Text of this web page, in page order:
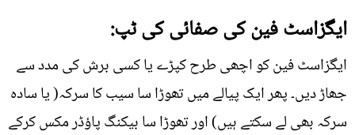
ایگزاسٹ فین کی صفائی کی ٹپ:
ایگزاسٹ فین کو اچھی طرح کپڑے یا کسی برش کی مدد سے
جھاڑ دیں۔ پھر ایک پیالے میں تھوڑا سا سیب کا سرکہ( یا سادہ
سرکہ بھی لے سکتے ہیں) اور تھوڑا سا بیکنگ پاؤڈر مکس کرکے